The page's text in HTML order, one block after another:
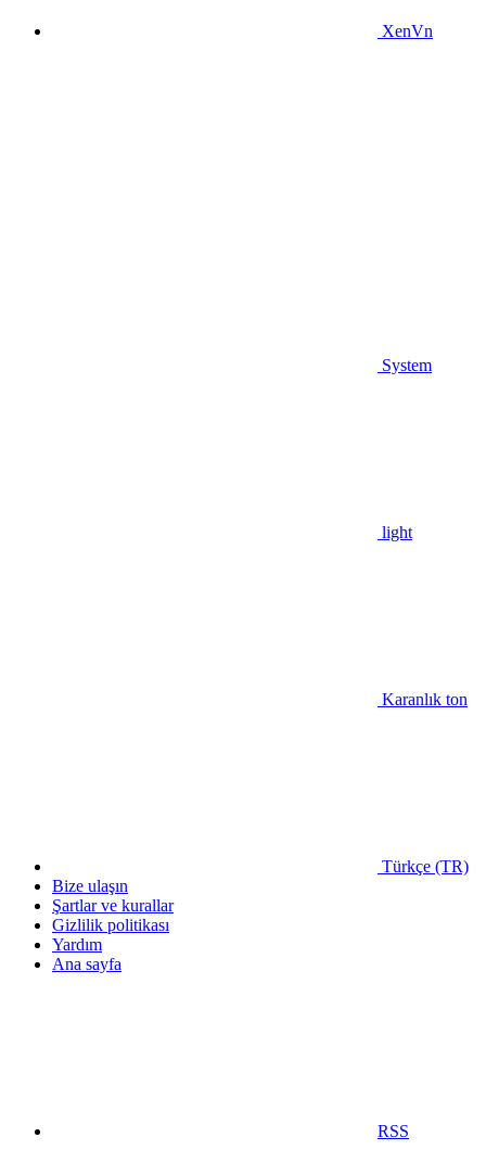
XenVn
System
light
Karanlık ton
Türkçe (TR)
Bize ulaşın
Şartlar ve kurallar
Gizlilik politikası
Yardım
Ana sayfa
RSS